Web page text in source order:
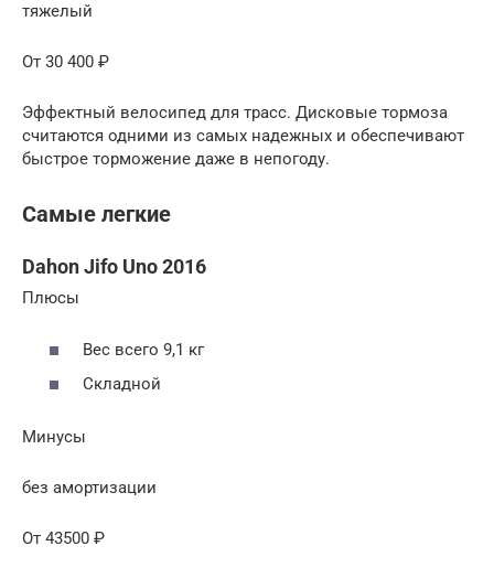
тяжелый
От 30 400 ₽
Эффектный велосипед для трасс. Дисковые тормоза
считаются одними из самых надежных и обеспечивают
быстрое торможение даже в непогоду.
Самые легкие
Dahon Jifo Uno 2016
Плюсы
Вес всего 9,1 кг
Складной
Минусы
без амортизации
От 43500 ₽